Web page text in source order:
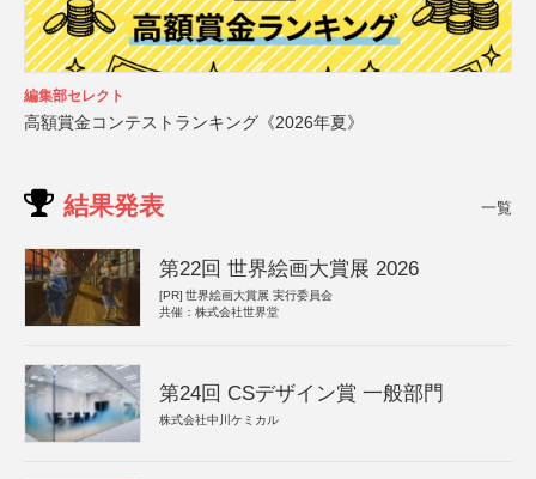
編集部セレクト
高額賞金コンテストランキング《2026年夏》
結果発表 一覧
第22回 世界絵画大賞展 2026
[PR] 世界絵画大賞展 実行委員会
共催：株式会社世界堂
第24回 CSデザイン賞 一般部門
株式会社中川ケミカル